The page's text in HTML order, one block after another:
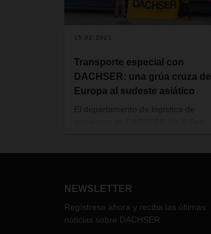
15.02.2021
Transporte especial con
DACHSER: una grúa cruza de
Europa al sudeste asiático
El departamento de logística de
Jakarta. Con 23 metros de largo y
55 días.
NEWSLETTER
Regístrese ahora y reciba las últimas
noticias sobre DACHSER